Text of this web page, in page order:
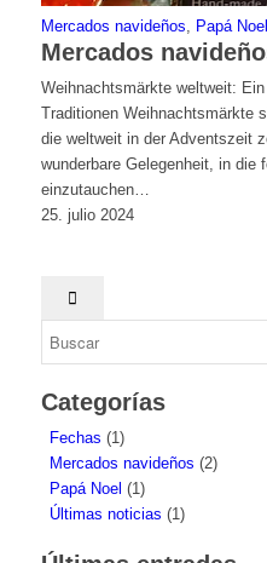
Mercados navideños Papá Noel
Mercados
Weihnachtsmärkte weltweit:
Traditionen Weihnachtsmärkte
die weltweit in der Adventszeit
wunderbare Gelegenheit, in die
einzutauchen…
25. julio 2024
Categorías
Fechas (1)
Mercados navideños (2)
Papá Noel (1)
Últimas noticias (1)